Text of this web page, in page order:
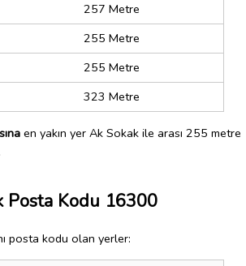
257 Metre
255 Metre
255 Metre
323 Metre
en yakın yer Ak Sokak ile arası 255 metre
Posta Kodu 16300
posta kodu olan yerler: